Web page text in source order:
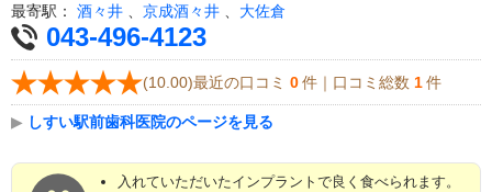
最寄駅： 酒々井 京成酒々井 大佐倉
043-496-4123
(10.00)最近の口コミ 0 件｜口コミ総数 1 件
▶ しすい駅前歯科医院のページを見る
入れていただいたインプラントで良く食べられます。